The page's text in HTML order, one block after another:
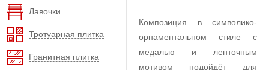
Лавочки
Тротуарная плитка
Гранитная плитка
Композиция в символико-
орнаментальном стиле с
медалью и ленточным
мотивом подойдёт для